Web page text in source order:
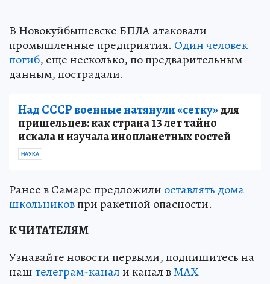
В Новокуйбышевске БПЛА атаковали
промышленные предприятия. Один человек
погиб, еще несколько, по предварительным
данным, пострадали.
Над СССР военные натянули «сетку»для
пришельцев: как страна 13 лет тайно
искала и изучала инопланетных гостей
НАУКА
Ранее в Самаре предложили оставлять дома
школьниковпри ракетной опасности.
К ЧИТАТЕЛЯМ
Узнавайте новости первыми, подпишитесь на
наштелеграм-канали канал вМАХ